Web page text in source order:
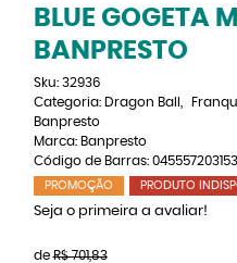
BLUE GOGETA
BANPRESTO
Sku: 32936
Categoria: Dragon Ball
Banpresto
Marca: Banpresto
Código de Barras: 045557203153
PROMOÇÃO PRODUTO
Seja o primeira a avaliar!
de R$ 701,83